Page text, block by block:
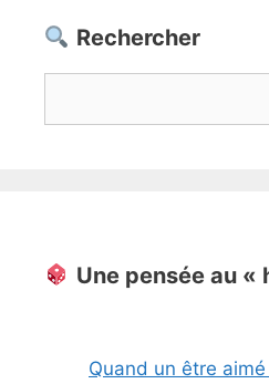
Rechercher
Une pensée au «
Quand un être